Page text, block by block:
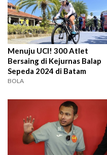
Menuju UCI! 300 Atlet
Bersaing di Kejurnas Balap
Sepeda 2024 di Batam
BOLA